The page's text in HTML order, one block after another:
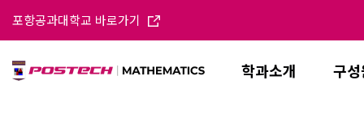
포항공과대학교 바로가기
학과소개 구